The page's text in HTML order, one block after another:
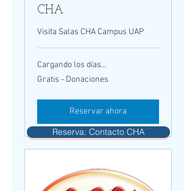
CHA
Visita Salas CHA Campus UAP
Cargando los días...
Gratis
-Gratis - Donaciones
Reservar ahora
Reserva: Contacto CHA